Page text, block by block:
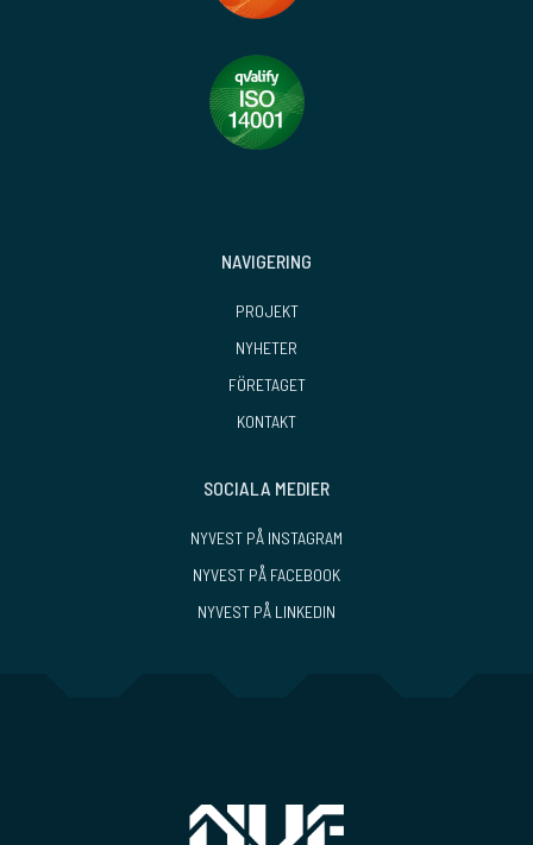
NAVIGERING
PROJEKT
NYHETER
FÖRETAGET
KONTAKT
SOCIALA MEDIER
NYVEST PÅ INSTAGRAM
NYVEST PÅ FACEBOOK
NYVEST PÅ LINKEDIN